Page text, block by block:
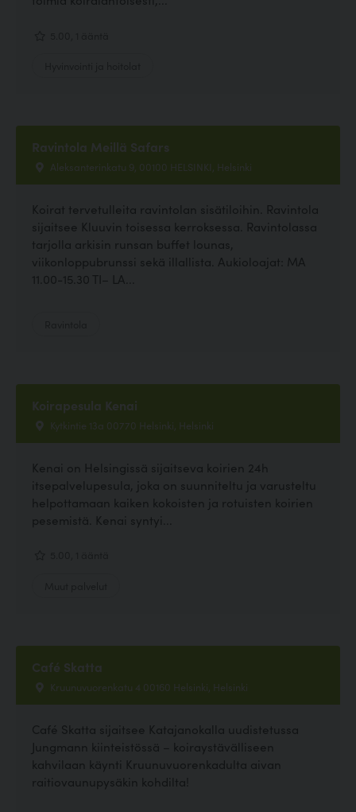
Ravintola Meillä Safars
Aleksanterinkatu 9, 00100 HELSINKI, Helsinki
Koirat tervetulleita ravintolan sisätiloihin. Ravintola
sijaitsee Kluuvin toisessa kerroksessa. Ravintolassa
tarjolla arkisin runsan buffet lounas,
viikonloppubrunssi sekä illallista. Aukioloajat: MA
11.00-15.30 TI– LA...
Koirapesula Kenai
Kytkintie 13a 00770 Helsinki, Helsinki
Kenai on Helsingissä sijaitseva koirien 24h
itsepalvelupesula, joka on suunniteltu ja varusteltu
helpottamaan kaiken kokoisten ja rotuisten koirien
pesemistä. Kenai syntyi...
Café Skatta
Kruunuvuorenkatu 4 00160 Helsinki, Helsinki
Café Skatta sijaitsee Katajanokalla uudistetussa
Jungmann kiinteistössä – koiraystävälliseen
kahvilaan käynti Kruunuvuorenkadulta aivan
raitiovaunupysäkin kohdilta!